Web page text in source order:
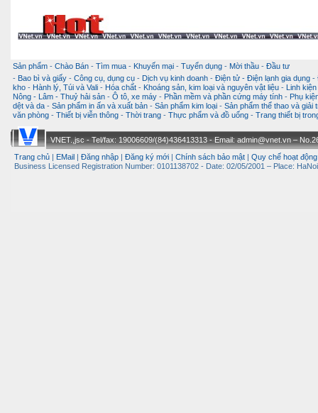
Sản phẩm - Chào Bán - Tìm mua - Khuyến mại - Tuyển dụng - Mời thầu - Đầu tư
- Bao bì và giấy - Công cụ, dụng cụ - Dịch vụ kinh doanh - Điện tử - Điện lạnh gia dụng -
kho - Hành lý, Túi và Vali - Hóa chất - Khoáng sản, kim loại và nguyên vật liệu -
Linh
Nông - Lâm - Thuỷ hải sản - Ô tô, xe máy - Phần mềm và phần cứng máy tính - Phụ
dệt và da - Sản phẩm in ấn và xuất bản - Sản phẩm kim loại - Sản phẩm thể thao và giải
văn phòng - Thiết bị viễn thông - Thời trang - Thực phẩm và đồ uống - Trang thiết bị
VNET.,jsc - Tel/fax: 19006609/(84)436413313 - Email: admin@vnet.vn –
Trang chủ
EMail Đăng nhập Đăng ký mới Chính sách bảo mật Quy chế hoạt động
Business Licensed Registration Number: 0101138702 - Date: 02/05/2001 – Place: